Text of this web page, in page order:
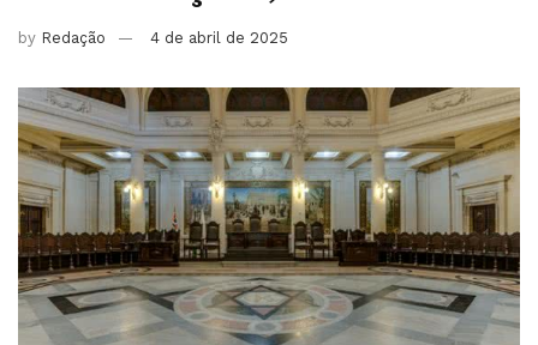
by Redação 4 de abril de 2025